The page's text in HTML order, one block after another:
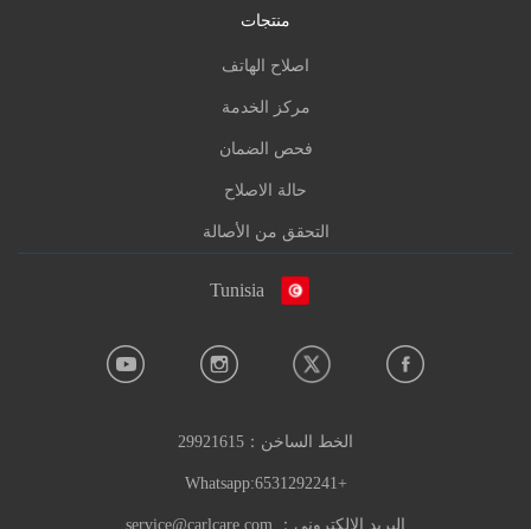
منتجات
اصلاح الهاتف
مركز الخدمة
فحص الضمان
حالة الاصلاح
التحقق من الأصالة
Tunisia
الخط الساخن： 29921615
+6531292241:Whatsapp
البريد الإلكتروني： service@carlcare.com